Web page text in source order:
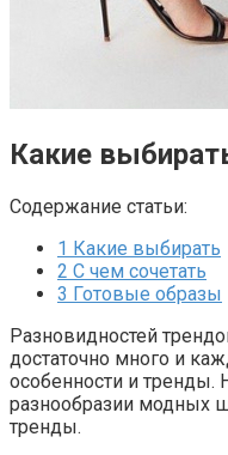
Какие
Содержание статьи:
1 Какие выбирать
2 С чем сочетать
3 Готовые образы
Разновидностей
достаточно много и
особенности и тренды.
разнообразии модных
тренды.